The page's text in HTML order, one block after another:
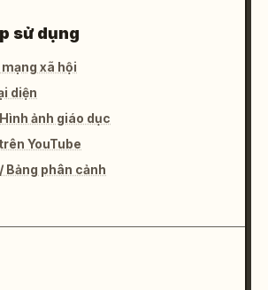
sử dụng
xã hội
diện
ảnh giáo dục
YouTube
Bảng phân cảnh